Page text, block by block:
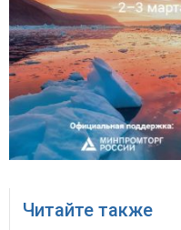
Читайте также